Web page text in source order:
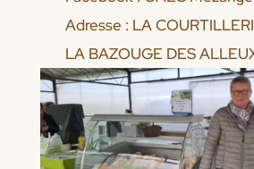
Adresse : LA
LA BAZOUGE DES